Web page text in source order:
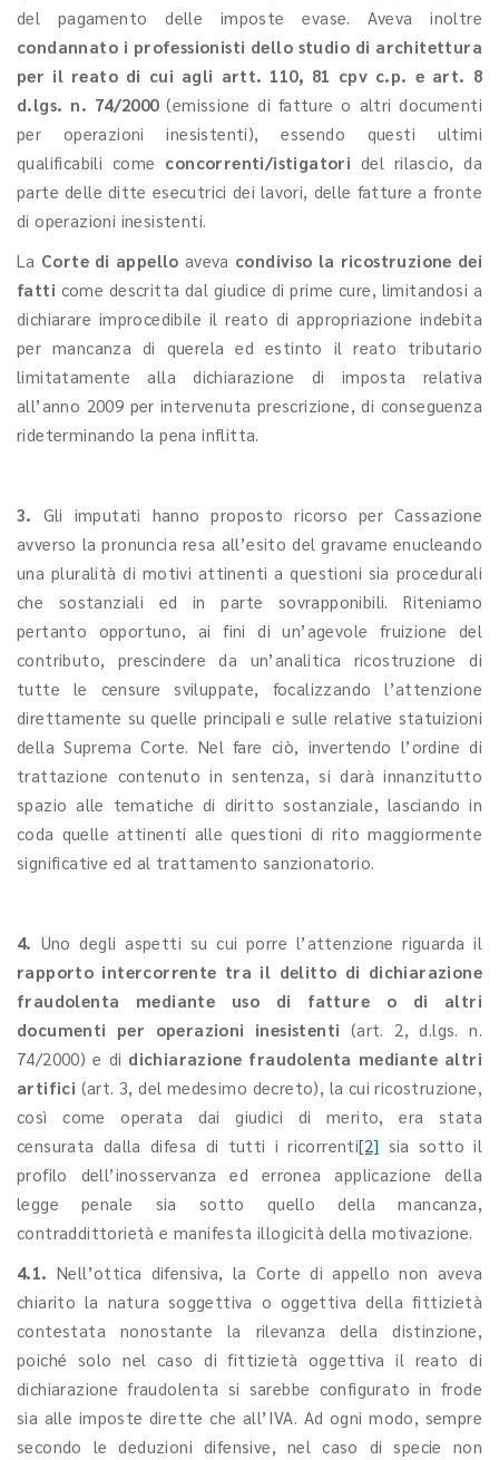
del pagamento delle imposte evase. Aveva inoltre
condannato i professionisti dello studio di architettura
per il reato di cui agli artt. 110, 81 cpv c.p. e art. 8
d.lgs. n. 74/2000(emissione di fatture o altri documenti
per operazioni inesistenti), essendo questi ultimi
qualificabili come concorrenti/istigatori del rilascio, da
parte delle ditte esecutrici dei lavori, delle fatture a fronte
di operazioni inesistenti.
La Corte di appello aveva condiviso la ricostruzione dei
fatti come descritta dal giudice di prime cure, limitandosi a
dichiarare improcedibile il reato di appropriazione indebita
per mancanza di querela ed estinto il reato tributario
limitatamente alla dichiarazione di imposta relativa
all’anno 2009 per intervenuta prescrizione, di conseguenza
rideterminando la pena inflitta.
3. Gli imputati hanno proposto ricorso per Cassazione
avverso la pronuncia resa all’esito del gravame enucleando
una pluralità di motivi attinenti a questioni sia procedurali
che sostanziali ed in parte sovrapponibili. Riteniamo
pertanto opportuno, ai fini di un’agevole fruizione del
contributo, prescindere da un’analitica ricostruzione di
tutte le censure sviluppate, focalizzando l’attenzione
direttamente su quelle principali e sulle relative statuizioni
della Suprema Corte. Nel fare ciò, invertendo l’ordine di
trattazione contenuto in sentenza, si darà innanzitutto
spazio alle tematiche di diritto sostanziale, lasciando in
coda quelle attinenti alle questioni di rito maggiormente
significative ed al trattamento sanzionatorio.
4. Uno degli aspetti su cui porre l’attenzione riguarda il
rapporto intercorrente tra il delitto di dichiarazione
fraudolenta mediante uso di fatture o di altri
documenti per operazioni inesistenti (art. 2, d.lgs. n.
74/2000) e di dichiarazione fraudolenta mediante altri
artifici (art. 3, del medesimo decreto), la cui ricostruzione,
così come operata dai giudici di merito, era stata
censurata dalla difesa di tutti i ricorrenti[2] sia sotto il
profilo dell’inosservanza ed erronea applicazione della
legge penale sia sotto quello della mancanza,
contraddittorietà e manifesta illogicità della motivazione.
4.1. Nell’ottica difensiva, la Corte di appello non aveva
chiarito la natura soggettiva o oggettiva della fittizietà
contestata nonostante la rilevanza della distinzione,
poiché solo nel caso di fittizietà oggettiva il reato di
dichiarazione fraudolenta si sarebbe configurato in frode
sia alle imposte dirette che all’IVA. Ad ogni modo, sempre
secondo le deduzioni difensive, nel caso di specie non